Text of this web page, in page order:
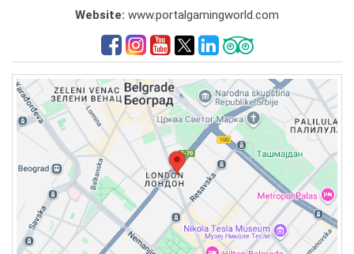
Website: www.portalgamingworld.com